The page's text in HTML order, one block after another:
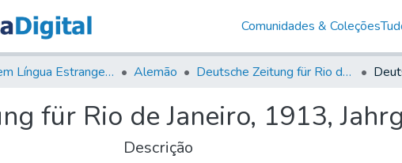
Comunidades & Coleções
Jornais em Língua Estrangeira Alemão Deutsche Zeitung für Rio de Janeiro
für Rio de Janeiro, 1913,
Descrição